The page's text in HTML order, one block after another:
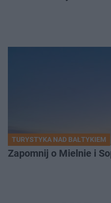
TURYSTYKA NAD BAŁTYKIEM
Zapomnij o Mielnie i